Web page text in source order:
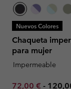
Nuevos Colores
Chaqueta
para mujer
Impermeable
Minimum sale
72,00 € -